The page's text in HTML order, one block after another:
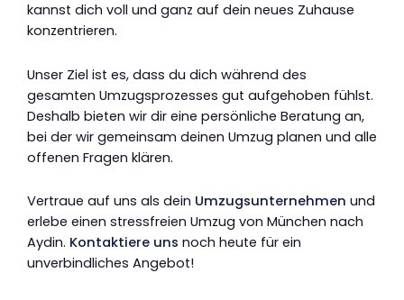
kannst dich voll und ganz auf dein neues Zuhause
konzentrieren.
Unser Ziel ist es, dass du dich während des
gesamten Umzugsprozesses gut aufgehoben fühlst.
Deshalb bieten wir dir eine persönliche Beratung an,
bei der wir gemeinsam deinen Umzug planen und alle
offenen Fragen klären.
Vertraue auf uns als dein Umzugsunternehmen und
erlebe einen stressfreien Umzug von München nach
Aydin. Kontaktiere uns noch heute für ein
unverbindliches Angebot!